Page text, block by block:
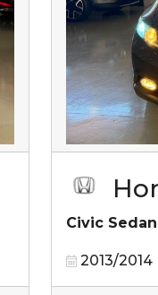
Civic
2013/2014